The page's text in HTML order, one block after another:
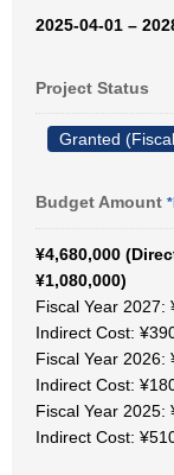
2025-04-01 –
Project Status
Granted
Budget Amount
¥4,680,000
¥1,080,000)
Fiscal Year 2027:
Indirect Cost:
Fiscal Year 2026:
Indirect Cost:
Fiscal Year 2025:
Indirect Cost: